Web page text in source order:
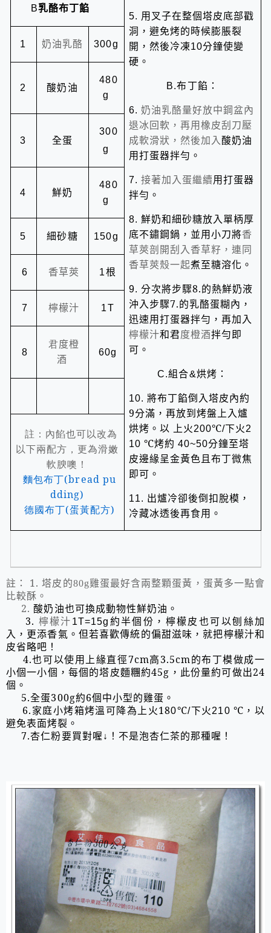
5. 用叉子在整個塔皮底部戳
洞，避免烤的時候膨脹裂
開，然後冷凍10分鐘使變
硬。
B.布丁餡：
6. 奶油乳酪量好放中鋼盆內
退冰回軟，再用橡皮刮刀壓
成軟滑狀，然後加入酸奶油
用打蛋器拌勻。
7. 接著加入蛋繼續用打蛋器
拌勻。
8. 鮮奶和細砂糖放入單柄厚
底不鏽鋼鍋，並用小刀將香
草莢剖開刮入香草籽，連同
香草莢殼一起煮至糖溶化。
9. 分次將步驟8.的熱鮮奶液
沖入步驟7.的乳酪蛋糊內，
迅速用打蛋器拌勻，再加入
檸檬汁和君度橙酒拌勻即
可。
C.組合&烘烤：
10. 將布丁餡倒入塔皮內約
9分滿，再放到烤盤上入爐
烘烤。以 上火200℃/下火2
10 ℃烤約 40~50分鐘至塔
皮邊緣呈金黃色且布丁微焦
即可。
11. 出爐冷卻後倒扣脫模，
冷藏冰透後再食用。
B乳酪布丁餡
1 奶油乳酪 300g
2 酸奶油
480
g
3 全蛋
300
g
4 鮮奶
480
g
5 細砂糖 150g
6 香草莢 1根
7 檸檬汁 1T
8
君度橙
酒
60g
註：內餡也可以改為
以下兩配方，更為滑嫩
軟腴噢！
麵包布丁(bread pu
dding)
德國布丁(蛋黃配方)
註： 1.塔皮的80g雞蛋最好含兩整顆蛋黃，蛋黃多一點會
比較酥。
2.酸奶油也可換成動物性鮮奶油。
3. 檸檬汁 1T=15g 約半個份，檸檬皮也可以刨絲加
入，更添香氣。但若喜歡傳統的偏甜滋味，就把檸檬汁和
皮省略吧！
4.也可以使用上緣直徑7cm高3.5cm的布丁模做成一
小個一小個，每個的塔皮麵糰約45g，此份量約可做出24
個。
5.全蛋300g約6個中小型的雞蛋。
6.家庭小烤箱烤溫可降為上火180℃/下火210℃，以
避免表面烤裂。
7.杏仁粉要買對喔↓！不是泡杏仁茶的那種喔！